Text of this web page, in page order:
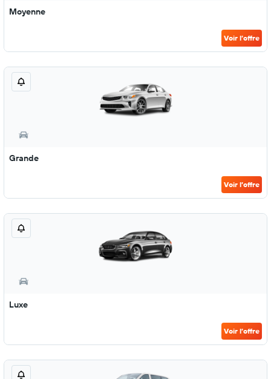
Moyenne
Voir l’offre
Grande
Voir l’offre
Luxe
Voir l’offre